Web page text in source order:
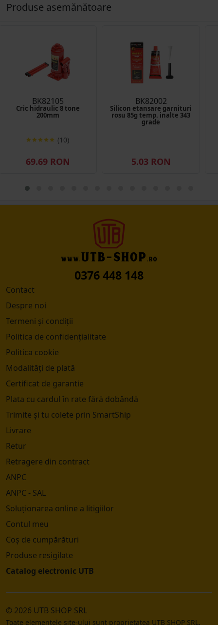
Produse asemănătoare
BK82105
Cric hidraulic 8 tone
200mm
(10)
69.69 RON
BK82002
Silicon etansare garnituri
rosu 85g temp. inalte 343
grade
5.03 RON
0376 448 148
Contact
Despre noi
Termeni și condiții
Politica de confidențialitate
Politica cookie
Modalități de plată
Certificat de garantie
Plata cu cardul în rate fără dobândă
Trimite și tu colete prin SmartShip
Livrare
Retur
Retragere din contract
ANPC
ANPC - SAL
Soluționarea online a litigiilor
Contul meu
Coș de cumpărături
Produse resigilate
Catalog electronic UTB
© 2026 UTB SHOP SRL
Toate elementele site-ului sunt proprietatea UTB SHOP SRL.